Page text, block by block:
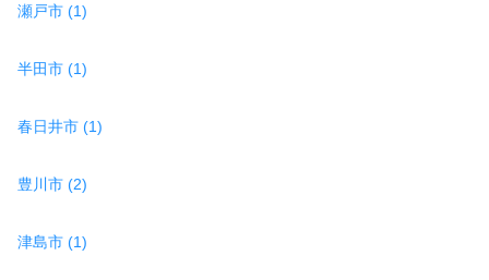
瀬戸市 (1)
半田市 (1)
春日井市 (1)
豊川市 (2)
津島市 (1)